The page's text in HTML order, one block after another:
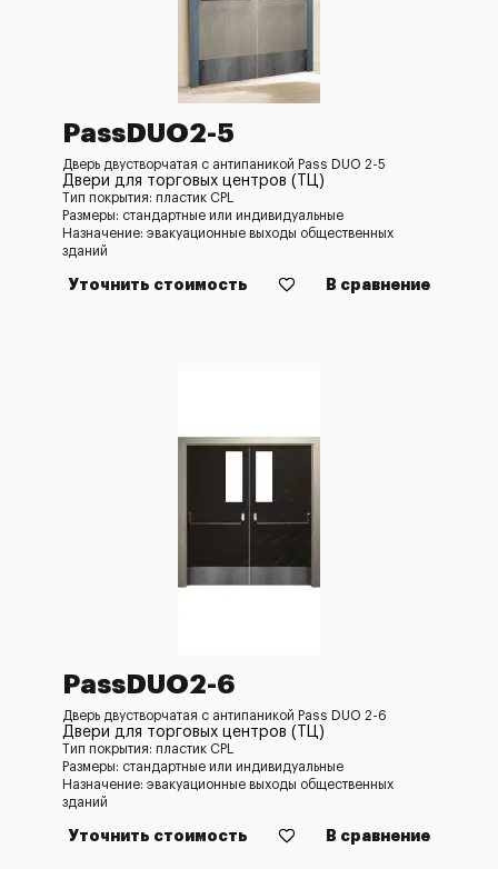
PassDUO2-5
Дверь двустворчатая с антипаникой Pass DUO 2-5
Двери для торговых центров (ТЦ)
Тип покрытия: пластик CPL
Размеры: стандартные или индивидуальные
Назначение: эвакуационные выходы общественных
зданий
Уточнить стоимость В сравнение
PassDUO2-6
Дверь двустворчатая с антипаникой Pass DUO 2-6
Двери для торговых центров (ТЦ)
Тип покрытия: пластик CPL
Размеры: стандартные или индивидуальные
Назначение: эвакуационные выходы общественных
зданий
Уточнить стоимость В сравнение